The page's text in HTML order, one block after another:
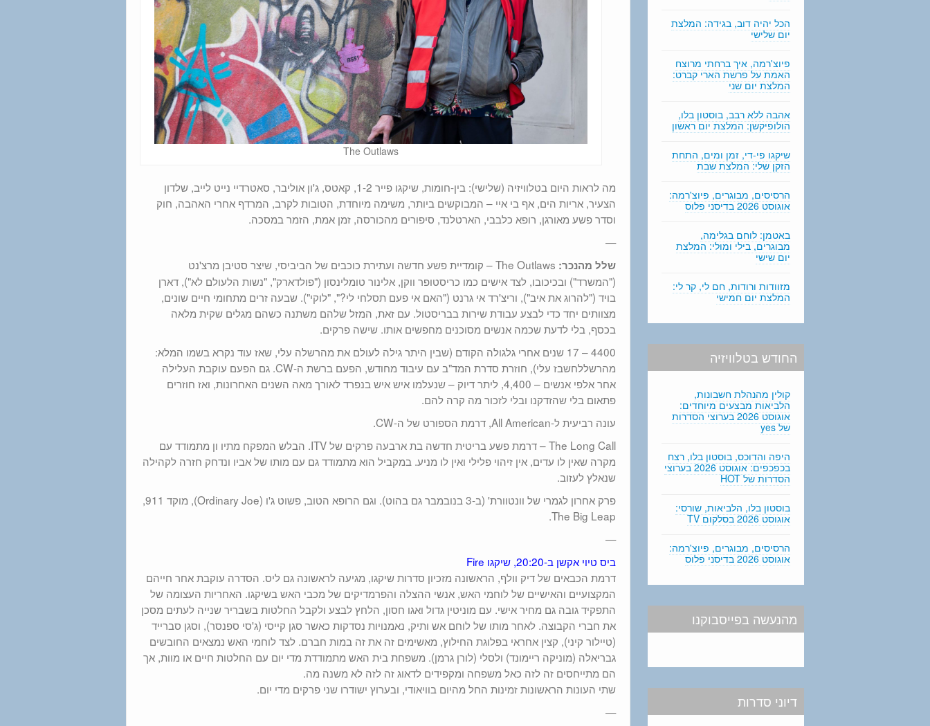
The Outlaws
מה לראות היום בטלוויזיה (שלישי): בין-חומות, שיקגו פייר 1-2, קאטס, ג'ון אוליבר, סאטרדיי נייט לייב, שלדון
הצעיר, אריות הים, אף בי איי – המבוקשים ביותר, משימה מיוחדת, הטובות לקרב, המרדף אחרי האהבה, חוק
וסדר פשע מאורגן, רופא כלבבי, הארטלנד, סיפורים מהכורסה, זמן אמת, הזמר במסכה.
—
שלל מהנכר:
The Outlaws – קומדיית פשע חדשה ועתירת כוכבים של הביביסי, שיצר סטיבן מרצ'נט
("המשרד") ובכיכובו, לצד אישים כמו כריסטופר ווקן, אלינור טומלינסון ("פולדארק", "נשות הלעולם לא"), דארן
בויד ("להרוג את איב"), וריצ'רד אי גרנט ("האם אי פעם תסלחי לי?", "לוקי"). שבעה זרים מתחומי חיים שונים,
מצוותים יחד כדי לבצע עבודת שירות בבריסטול. עם זאת, המזל שלהם משתנה כשהם מגלים שקית מלאה
בכסף, בלי לדעת שכמה אנשים מסוכנים מחפשים אותו. שישה פרקים.
4400 – 17 שנים אחרי גלגולה הקודם (שבין היתר גילה לעולם את מהרשלה עלי, שאז עוד נקרא בשמו המלא:
מהרשללחשבז עלי), חוזרת סדרת המד"ב עם עיבוד מחודש, הפעם ברשת ה-CW. גם הפעם עוקבת העלילה
אחר אלפי אנשים – 4,400, ליתר דיוק – שנעלמו איש איש בנפרד לאורך מאה השנים האחרונות, ואז חוזרים
פתאום בלי שהזדקנו ובלי לזכור מה קרה להם.
עונה רביעית ל-All American, דרמת הספורט של ה-CW.
The Long Call – דרמת פשע בריטית חדשה בת ארבעה פרקים של ITV. הבלש המפקח מתיו ון מתמודד עם
מקרה שאין לו עדים, אין זיהוי פלילי ואין לו מניע. במקביל הוא מתמודד גם עם מותו של אביו ונדחק חזרה לקהילה
שנאלץ לעזוב.
פרק אחרון לגמרי של וונטוורת' (ב-3 בנובמבר גם בהוט). וגם הרופא הטוב, פשוט ג'ו (Ordinary Joe), מוקד 911,
The Big Leap.
—
ביס טיוי אקשן ב-20:20, שיקגו Fire
דרמת הכבאים של דיק וולף, הראשונה מזכיון סדרות שיקגו, מגיעה לראשונה גם ליס. הסדרה עוקבת אחר חייהם
המקצועיים והאישיים של לוחמי האש, אנשי ההצלה והפרמדיקים של מכבי האש בשיקגו. האחריות העצומה של
התפקיד גובה גם מחיר אישי. עם מוניטין גדול ואגו חסון, הלחץ לבצע ולקבל החלטות בשבריר שנייה לעתים מסכן
את חברי הקבוצה. לאחר מותו של לוחם אש ותיק, נאמנויות נסדקות כאשר סגן קייסי (ג'סי ספנסר), וסגן סברייד
(טיילור קיני), קצין אחראי בפלוגת החילוץ, מאשימים זה את זה במות חברם. לצד לוחמי האש נמצאים החובשים
גבריאלה (מוניקה ריימונד) ולסלי (לורן גרמן). משפחת בית האש מתמודדת מדי יום עם החלטות חיים או מוות, אך
הם מתייחסים זה לזה כאל משפחה ומקפידים לדאוג זה לזה לא משנה מה.
שתי העונות הראשונות זמינות החל מהיום בוויאודי, ובערוץ ישודרו שני פרקים מדי יום.
—
הכל יהיה דוב, בגידה: המלצת
יום שלישי
פיוצ'רמה, איך ברחתי מרוצח
האמת על פרשת הארי קברט:
המלצת יום שני
אהבה ללא רבב, בוסטון בלו,
הולופיקשן: המלצת יום ראשון
שיקגו פי-די, זמן ומים, התחת
הזקן שלי: המלצת שבת
הרסיסים, מבוגרים, פיוצ'רמה:
אוגוסט 2026 בדיסני פלוס
באטמן: לוחם בגלימה,
מבוגרים, בילי ומולי: המלצת
יום שישי
מזוודות ורודות, חם לי, קר לי:
המלצת יום חמישי
החודש בטלוויזיה
קולין מהנהלת חשבונות,
הלביאות מבצעים מיוחדים:
אוגוסט 2026 בערוצי הסדרות
של yes
היפה והדוכס, בוסטון בלו, רצח
בכפכפים: אוגוסט 2026 בערוצי
הסדרות של HOT
בוסטון בלו, הלביאות, שורסי:
אוגוסט 2026 בסלקום TV
הרסיסים, מבוגרים, פיוצ'רמה:
אוגוסט 2026 בדיסני פלוס
מהנעשה בפייסבוקנו
דיוני סדרות